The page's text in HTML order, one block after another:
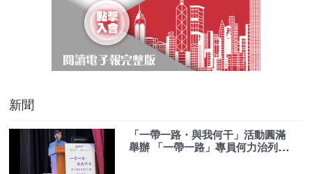
新聞
「一帶一路・與我何干」活動圓滿
舉辦 「一帶一路」專員何力治列舉